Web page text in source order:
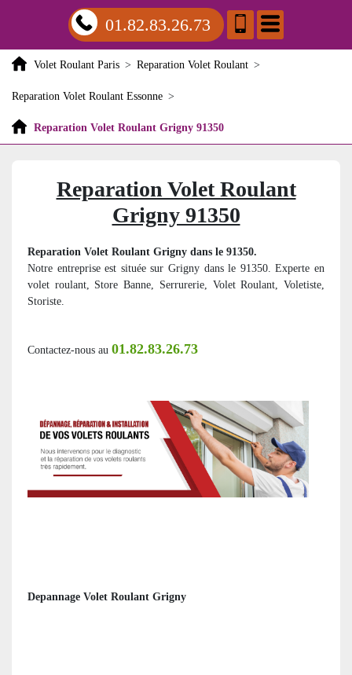
01.82.83.26.73
Volet Roulant Paris > Reparation Volet Roulant >
Reparation Volet Roulant Essonne >
Reparation Volet Roulant Grigny 91350
Reparation Volet Roulant
Grigny 91350
Reparation Volet Roulant Grigny dans le 91350.
Notre entreprise est située sur Grigny dans le 91350. Experte en
volet roulant, Store Banne, Serrurerie, Volet Roulant, Voletiste,
Storiste.
Contactez-nous au 01.82.83.26.73
Depannage Volet Roulant Grigny